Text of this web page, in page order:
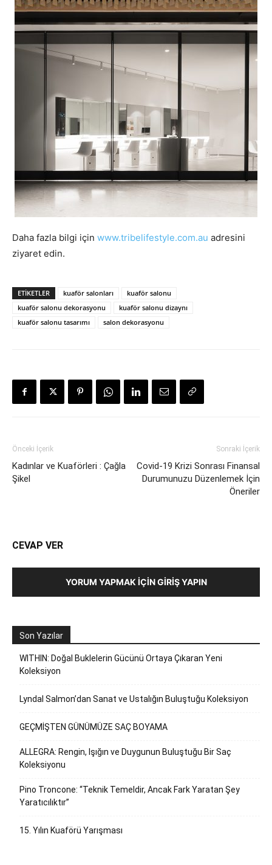
Daha fazla bilgi için www.tribelifestyle.com.au adresini
ziyaret edin.
ETIKETLER kuaför salonları
kuaför salonu
kuaför salonu dekorasyonu
kuaför salonu dizaynı
kuaför salonu tasarımı
salon dekorasyonu
Önceki İçerik
Kadınlar ve Kuaförleri : Çağla
Şikel
Sonraki İçerik
Covid-19 Krizi Sonrası Finansal
Durumunuzu Düzenlemek İçin
Öneriler
CEVAP VER
YORUM YAPMAK İÇIN GIRIŞ YAPIN
Son Yazılar
WITHIN: Doğal Buklelerin Gücünü Ortaya Çıkaran Yeni
Koleksiyon
Lyndal Salmon’dan Sanat ve Ustalığın Buluştuğu Koleksiyon
GEÇMİŞTEN GÜNÜMÜZE SAÇ BOYAMA
ALLEGRA: Rengin, Işığın ve Duygunun Buluştuğu Bir Saç
Koleksiyonu
Pino Troncone: “Teknik Temeldir, Ancak Fark Yaratan Şey
Yaratıcılıktır”
15. Yılın Kuaförü Yarışması